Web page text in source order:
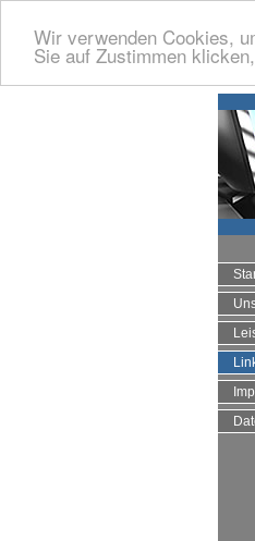
Wir verwenden Cookies,
Sie auf Zustimmen